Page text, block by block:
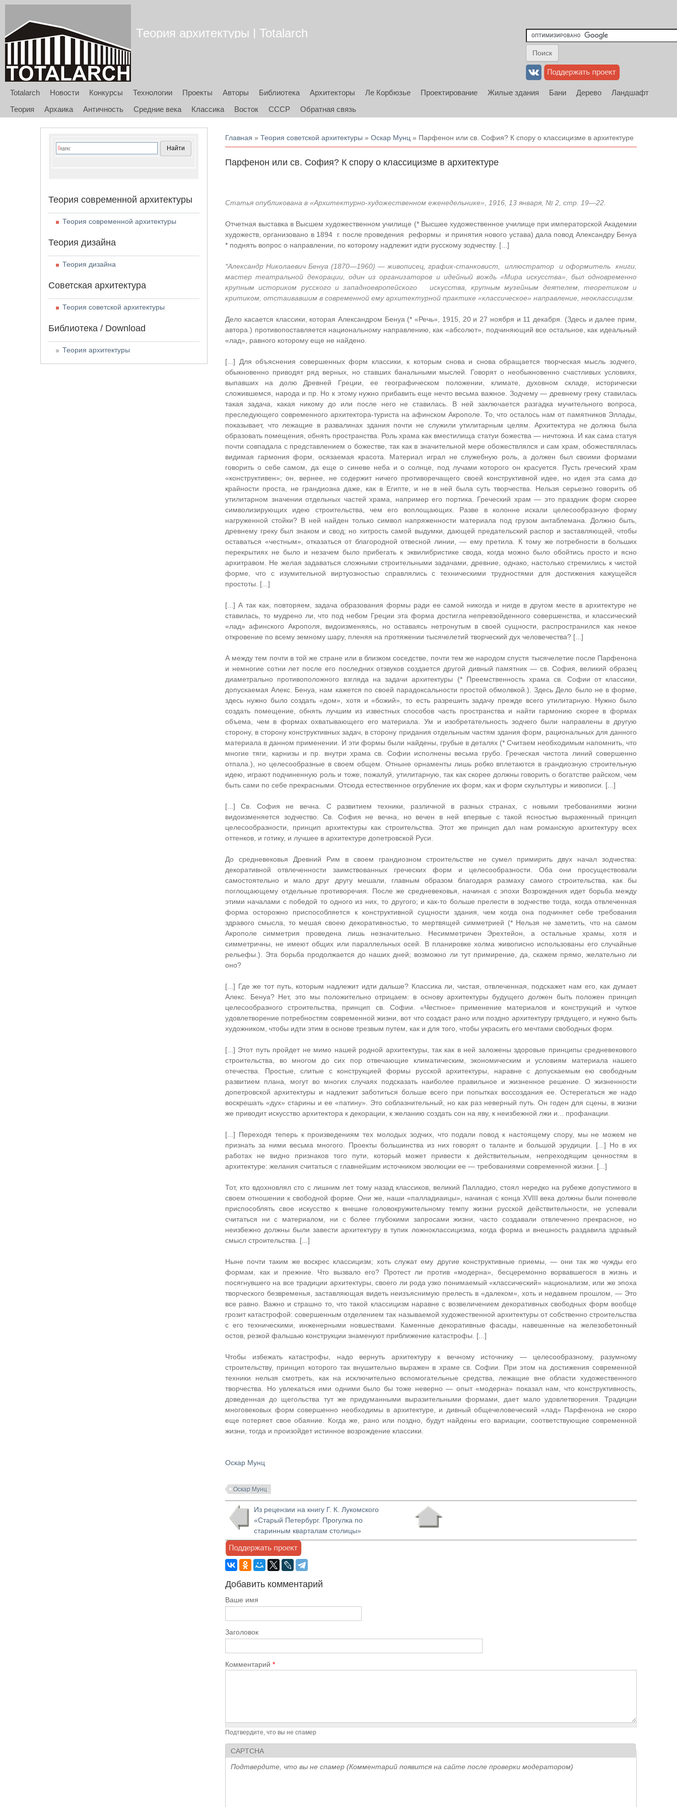
Теория архитектуры | Totalarch
Totalarch Новости Конкурсы Технологии Проекты Авторы Библиотека Архитекторы Ле Корбюзье Проектирование Жилые здания Бани Дерево
Ландшафт
Теория
Архаика Античность Средние века Классика Восток СССР Обратная связь
Вы здесь
Главная »Теория советской архитектуры »Оскар Мунц » Парфенон или св. София? К спору о классицизме в архитектуре
Парфенон или св. София? К спору о классицизме в архитектуре
Статья опубликована в «Архитектурно-художественном еженедельнике», 1916, 13 января, № 2, стр. 19—22.
Отчетная выставка в Высшем художественном училище (* Высшее художественное училище при императорской Академии
художеств, организовано в 1894 г. после проведения реформы и принятия нового устава) дала повод Александру Бенуа
* поднять вопрос о направлении, по которому надлежит идти русскому зодчеству. [...]
*Александр Николаевич Бенуа (1870—1960) — живописец, график-станковист, иллюстратор и оформитель книги,
мастер театральной декорации, один из организаторов и идейный вождь «Мира искусства», был одновременно
крупным историком русского и западноевропейского искусства, крупным музейным деятелем, теоретиком и
критиком, отстаивавшим в современной ему архитектурной практике «классическое» направление, неоклассицизм.
Дело касается классики, которая Александром Бенуа (* «Речь», 1915, 20 и 27 ноября и 11 декабря. (Здесь и далее прим,
автора.) противопоставляется национальному направлению, как «абсолют», подчиняющий все остальное, как идеальный
«лад», равного которому еще не найдено.
[...] Для объяснения совершенных форм классики, к которым снова и снова обращается творческая мысль зодчего,
обыкновенно приводят ряд верных, но ставших банальными мыслей. Говорят о необыкновенно счастливых условиях,
выпавших на долю Древней Греции, ее географическом положении, климате, духовном складе, исторически
сложившемся, народа и пр. Но к этому нужно прибавить еще нечто весьма важное. Зодчему — древнему греку ставилась
такая задача, какая никому до или после него не ставилась. В ней заключается разгадка мучительного вопроса,
преследующего современного архитектора-туриста на афинском Акрополе. То, что осталось нам от памятников Эллады,
показывает, что лежащие в развалинах здания почти не служили утилитарным целям. Архитектура не должна была
образовать помещения, обнять пространства. Роль храма как вместилища статуи божества — ничтожна. И как сама статуя
почти совпадала с представлением о божестве, так как в значительной мере обожествлялся и сам храм, обожествлялась
видимая гармония форм, осязаемая красота. Материал играл не служебную роль, а должен был своими формами
говорить о себе самом, да еще о синеве неба и о солнце, под лучами которого он красуется. Пусть греческий храм
«конструктивен»; он, вернее, не содержит ничего противоречащего своей конструктивной идее, но идея эта сама до
крайности проста, не грандиозна даже, как в Египте, и не в ней была суть творчества. Нельзя серьезно говорить об
утилитарном значении отдельных частей храма, например его портика. Греческий храм — это праздник форм скорее
символизирующих идею строительства, чем его воплощающих. Разве в колонне искали целесообразную форму
нагруженной стойки? В ней найден только символ напряженности материала под грузом антаблемана. Должно быть,
древнему греку был знаком и свод; но хитрость самой выдумки, дающей предательский распор и заставляющей, чтобы
оставаться «честным», отказаться от благородной отвесной линии, — ему претила. К тому же потребности в больших
перекрытиях не было и незачем было прибегать к эквилибристике свода, когда можно было обойтись просто и ясно
архитравом. Не желая задаваться сложными строительными задачами, древние, однако, настолько стремились к чистой
форме, что с изумительной виртуозностью справлялись с техническими трудностями для достижения кажущейся
простоты. [...]
[...] А так как, повторяем, задача образования формы ради ее самой никогда и нигде в другом месте в архитектуре не
ставилась, то мудрено ли, что под небом Греции эта форма достигла непревзойденного совершенства, и классический
«лад» афинского Акрополя, видоизменяясь, но оставаясь нетронутым в своей сущности, распространился как некое
откровение по всему земному шару, пленяя на протяжении тысячелетий творческий дух человечества? [...]
А между тем почти в той же стране или в близком соседстве, почти тем же народом спустя тысячелетие после Парфенона
и немногие сотни лет после его последних отзвуков создается другой дивный памятник — св. София, великий образец
диаметрально противоположного взгляда на задачи архитектуры (* Преемственность храма св. Софии от классики,
допускаемая Алекс. Бенуа, нам кажется по своей парадоксальности простой обмолвкой.). Здесь Дело было не в форме,
здесь нужно было создать «дом», хотя и «божий», то есть разрешить задачу прежде всего утилитарную. Нужно было
создать помещение, обнять лучшим из известных способов часть пространства и найти гармонию скорее в формах
объема, чем в формах охватывающего его материала. Ум и изобретательность зодчего были направлены в другую
сторону, в сторону конструктивных задач, в сторону придания отдельным частям здания форм, рациональных для данного
материала в данном применении. И эти формы были найдены, грубые в деталях (* Считаем необходимым напомнить, что
многие тяги, карнизы и пр. внутри храма св. Софии исполнены весьма грубо. Греческая чистота линий совершенно
отпала.), но целесообразные в своем общем. Отныне орнаменты лишь робко вплетаются в грандиозную строительную
идею, играют подчиненную роль и тоже, пожалуй, утилитарную, так как скорее должны говорить о богатстве райском, чем
быть сами по себе прекрасными. Отсюда естественное огрубление их форм, как и форм скульптуры и живописи. [...]
[...] Св. София не вечна. С развитием техники, различной в разных странах, с новыми требованиями жизни
видоизменяется зодчество. Св. София не вечна, но вечен в ней впервые с такой ясностью выраженный принцип
целесообразности, принцип архитектуры как строительства. Этот же принцип дал нам романскую архитектуру всех
оттенков, и готику, и лучшее в архитектуре допетровской Руси.
До средневековья Древний Рим в своем грандиозном строительстве не сумел примирить двух начал зодчества:
декоративной отвлеченности заимствованных греческих форм и целесообразности. Оба они просуществовали
самостоятельно и мало друг другу мешали, главным образом благодаря размаху самого строительства, как бы
поглощающему отдельные противоречия. После же средневековья, начиная с эпохи Возрождения идет борьба между
этими началами с победой то одного из них, то другого; и как-то больше прелести в зодчестве тогда, когда отвлеченная
форма осторожно приспособляется к конструктивной сущности здания, чем когда она подчиняет себе требования
здравого смысла, то мешая своею декоративностью, то мертвящей симметрией (* Нельзя не заметить, что на самом
Акрополе симметрия проведена лишь незначительно. Несимметричен Эрехтейон, а остальные храмы, хотя и
симметричны, не имеют общих или параллельных осей. В планировке холма живописно использованы его случайные
рельефы.). Эта борьба продолжается до наших дней; возможно ли тут примирение, да, скажем прямо, желательно ли
оно?
[...] Где же тот путь, которым надлежит идти дальше? Классика ли, чистая, отвлеченная, подскажет нам его, как думает
Алекс. Бенуа? Нет, это мы положительно отрицаем: в основу архитектуры будущего должен быть положен принцип
целесообразного строительства, принцип св. Софии. «Честное» применение материалов и конструкций и чуткое
удовлетворение потребностям современной жизни, вот что создаст рано или поздно архитектуру грядущего, и нужно быть
художником, чтобы идти этим в основе трезвым путем, как и для того, чтобы украсить его мечтами свободных форм.
[...] Этот путь пройдет не мимо нашей родной архитектуры, так как в ней заложены здоровые принципы средневекового
строительства, во многом до сих пор отвечающие климатическим, экономическим и условиям материала нашего
отечества. Простые, слитые с конструкцией формы русской архитектуры, наравне с допускаемым ею свободным
развитием плана, могут во многих случаях подсказать наиболее правильное и жизненное решение. О жизненности
допетровской архитектуры и надлежит заботиться больше всего при попытках воссоздания ее. Остерегаться же надо
воскрешать «дух» старины и ее «патину». Это соблазнительный, но как раз неверный путь. Он годен для сцены, в жизни
же приводит искусство архитектора к декорации, к желанию создать сон на яву, к неизбежной лжи и... профанации.
[...] Переходя теперь к произведениям тех молодых зодчих, что подали повод к настоящему спору, мы не можем не
признать за ними весьма многого. Проекты большинства из них говорят о таланте и большой эрудиции. [...] Но в их
работах не видно признаков того пути, который может привести к действительным, непреходящим ценностям в
архитектуре: желания считаться с главнейшим источником эволюции ее — требованиями современной жизни. [...]
Тот, кто вдохновлял сто с лишним лет тому назад классиков, великий Палладио, стоял нередко на рубеже допустимого в
своем отношении к свободной форме. Они же, наши «палладиаицы», начиная с конца XVIII века должны были поневоле
приспособлять свое искусство к внешне головокружительному темпу жизни русской действительности, не успевали
считаться ни с материалом, ни с более глубокими запросами жизни, часто создавали отвлеченно прекрасное, но
неизбежно должны были завести архитектуру в тупик ложноклассицизма, когда форма и внешность раздавила здравый
смысл строительства. [...]
Ныне почти таким же воскрес классицизм; хоть служат ему другие конструктивные приемы, — они так же чужды его
формам, как и прежние. Что вызвало его? Протест ли против «модерна», бесцеремонно ворвавшегося в жизнь и
посягнувшего на все традиции архитектуры, своего ли рода узко понимаемый «классический» национализм, или же эпоха
творческого безвременья, заставляющая видеть неизъяснимую прелесть в «далеком», хоть и недавнем прошлом, — Это
все равно. Важно и страшно то, что такой классицизм наравне с возвеличением декоративных свободных форм вообще
грозит катастрофой: совершенным отделением так называемой художественной архитектуры от собственно строительства
с его техническими, инженерными новшествами. Каменные декоративные фасады, навешенные на железобетонный
остов, резкой фальшью конструкции знаменуют приближение катастрофы. [...]
Чтобы избежать катастрофы, надо вернуть архитектуру к вечному источнику — целесообразному, разумному
строительству, принцип которого так внушительно выражен в храме св. Софии. При этом на достижения современной
техники нельзя смотреть, как на исключительно вспомогательные средства, лежащие вне области художественного
творчества. Но увлекаться ими одними было бы тоже неверно — опыт «модерна» показал нам, что конструктивность,
доведенная до щегольства тут же придуманными выразительными формами, дает мало удовлетворения. Традиции
многовековых форм совершенно необходимы в архитектуре, и дивный общечеловеческий «лад» Парфенона не скоро
еще потеряет свое обаяние. Когда же, рано или поздно, будут найдены его вариации, соответствующие современной
жизни, тогда и произойдет истинное возрождение классики.
Оскар Мунц
Оскар Мунц
Из рецензии на книгу Г. К. Лукомского
«Старый Петербург. Прогулка по
старинным кварталам столицы»
Добавить комментарий
Ваше имя
Заголовок
Комментарий*
Подтвердите, что вы не спамер
CAPTCHA
Подтвердите, что вы не спамер (Комментарий появится на сайте после проверки модератором)
Теория современной архитектуры
Теория современной архитектуры
Теория дизайна
Теория дизайна
Советская архитектура
Теория советской архитектуры
Библиотека / Download
Теория архитектуры